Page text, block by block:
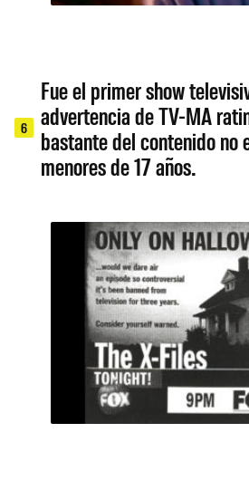
6
Fue el primer show
advertencia de TV-MA
bastante del contenido no
menores de 17 años.